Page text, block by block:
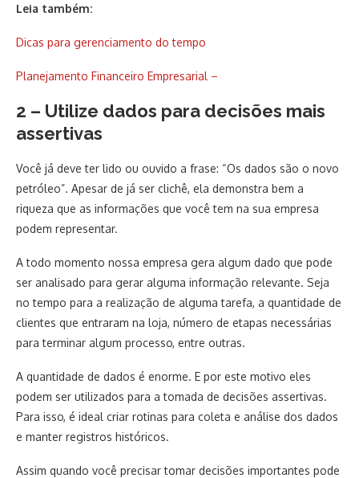
Leia também:
Dicas para gerenciamento do tempo
Planejamento Financeiro Empresarial –
2 – Utilize dados para decisões mais
assertivas
Você já deve ter lido ou ouvido a frase: “Os dados são o novo
petróleo”. Apesar de já ser clichê, ela demonstra bem a
riqueza que as informações que você tem na sua empresa
podem representar.
A todo momento nossa empresa gera algum dado que pode
ser analisado para gerar alguma informação relevante. Seja
no tempo para a realização de alguma tarefa, a quantidade de
clientes que entraram na loja, número de etapas necessárias
para terminar algum processo, entre outras.
A quantidade de dados é enorme. E por este motivo eles
podem ser utilizados para a tomada de decisões assertivas.
Para isso, é ideal criar rotinas para coleta e análise dos dados
e manter registros históricos.
Assim quando você precisar tomar decisões importantes pode